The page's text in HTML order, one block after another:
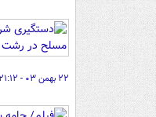
۲۲ بهمن ۰۳ - ۲۱:۱۲